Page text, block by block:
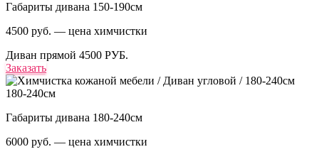
Габариты дивана 150-190см
4500 руб. — цена химчистки
Диван прямой 4500 РУБ.
Заказать
180-240см
Габариты дивана 180-240см
6000 руб. — цена химчистки